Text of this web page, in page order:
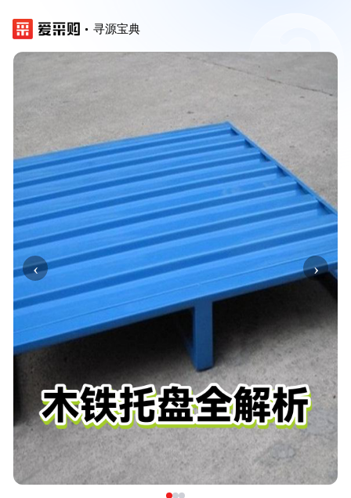
寻源宝典
‹ ›